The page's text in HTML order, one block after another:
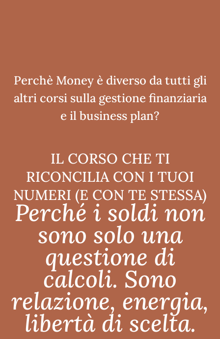
Perchè Money è diverso da tutti gli
altri corsi sulla gestione finanziaria
e il business plan?
IL CORSO CHE TI
RICONCILIA CON I TUOI
NUMERI (E CON TE STESSA)
Perché i soldi non
sono solo una
questione di
calcoli. Sono
relazione, energia,
libertà di scelta.